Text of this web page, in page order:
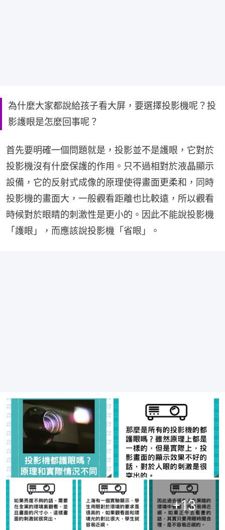
為什麼大家都說給孩子看大屏，要選擇投影機呢？投
影護眼是怎麼回事呢？
首先要明確一個問題就是，投影並不是護眼，它對於
投影機沒有什麼保護的作用。只不過相對於液晶顯示
設備，它的反射式成像的原理使得畫面更柔和，同時
投影機的畫面大，一般觀看距離也比較遠，所以觀看
時候對於眼睛的刺激性是更小的。因此不能說投影機
「護眼」，而應該說投影機「省眼」。
+13